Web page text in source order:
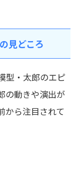
見どころ
型・太郎のエピ
の動きや演出が
から注目されて